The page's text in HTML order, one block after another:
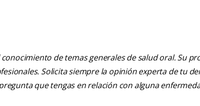
de temas generales de salud oral. Su
Solicita siempre la opinión experta de tu
que tengas en relación con alguna